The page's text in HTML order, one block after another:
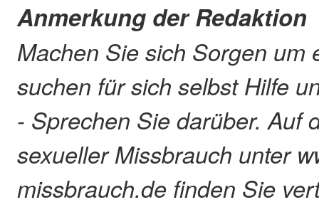
Anmerkung der Redaktion
Machen Sie sich Sorgen um
suchen für sich selbst Hilfe
- Sprechen Sie darüber. Auf
sexueller Missbrauch unter
missbrauch.de finden Sie